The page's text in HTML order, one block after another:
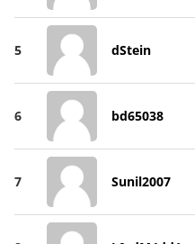
5 dStein
6 bd65038
7 Sunil2007